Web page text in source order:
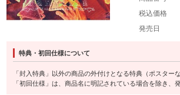
税込価格
発売日
特典・初回仕様について
「封入特典」以外の商品の外付けとなる特典（ポスター
「初回仕様」は、商品名に明記されている場合を除き